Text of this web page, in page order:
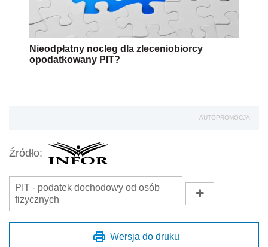
Nieodpłatny nocleg dla zleceniobiorcy
opodatkowany PIT?
AUTOPROMOCJA
Źródło:
PIT - podatek dochodowy od osób
fizycznych
Wersja do druku